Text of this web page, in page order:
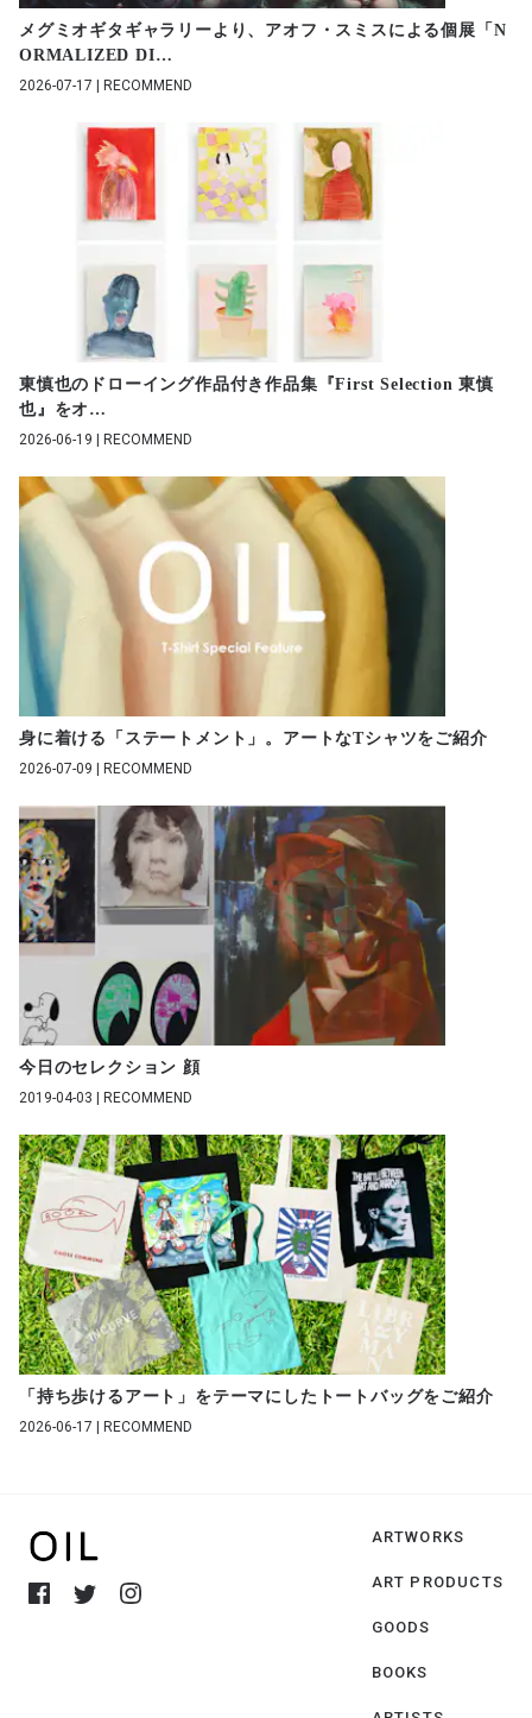
メグミオギタギャラリーより、アオフ・スミスによる個展「N
ORMALIZED DI…
2026-07-17 | RECOMMEND
東慎也のドローイング作品付き作品集『First Selection 東慎
也』をオ …
2026-06-19 | RECOMMEND
身に着ける「ステートメント」。アートなTシャツをご紹介
2026-07-09 | RECOMMEND
今日のセレクション 顔
2019-04-03 | RECOMMEND
「持ち歩けるアート」をテーマにしたトートバッグをご紹介
2026-06-17 | RECOMMEND
ARTWORKS
ART PRODUCTS
GOODS
BOOKS